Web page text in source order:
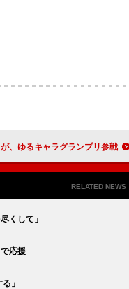
ていない」 よしもと芸人キャラが、ゆるキャラグランプリ参戦
RELATED NEWS
くして」
応援
」